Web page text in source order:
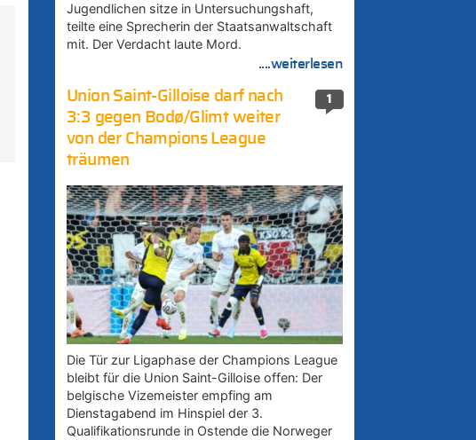
Jugendlichen sitze in Untersuchungshaft,
teilte eine Sprecherin der Staatsanwaltschaft
mit. Der Verdacht laute Mord.
....weiterlesen
1
Union Saint-Gilloise darf nach
3:3 gegen Bodø/Glimt weiter
von der Champions League
träumen
Die Tür zur Ligaphase der Champions League
bleibt für die Union Saint-Gilloise offen: Der
belgische Vizemeister empfing am
Dienstagabend im Hinspiel der 3.
Qualifikationsrunde in Ostende die Norweger